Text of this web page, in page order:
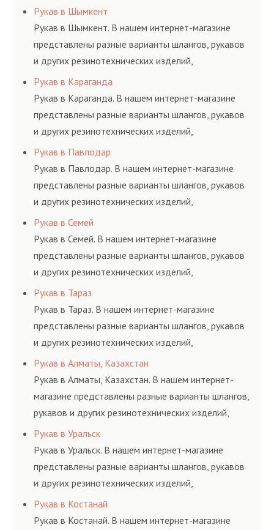
соответствующих ГОСТам, техническим условиям
и нормативам.
Рукав в Шымкент
Рукав в Шымкент. В нашем интернет-магазине
представлены разные варианты шлангов, рукавов
и других резинотехнических изделий,
соответствующих ГОСТам, техническим условиям
и нормативам.
Рукав в Караганда
Рукав в Караганда. В нашем интернет-магазине
представлены разные варианты шлангов, рукавов
и других резинотехнических изделий,
соответствующих ГОСТам, техническим условиям
и нормативам.
Рукав в Павлодар
Рукав в Павлодар. В нашем интернет-магазине
представлены разные варианты шлангов, рукавов
и других резинотехнических изделий,
соответствующих ГОСТам, техническим условиям
и нормативам.
Рукав в Семей
Рукав в Семей. В нашем интернет-магазине
представлены разные варианты шлангов, рукавов
и других резинотехнических изделий,
соответствующих ГОСТам, техническим условиям
и нормативам.
Рукав в Тараз
Рукав в Тараз. В нашем интернет-магазине
представлены разные варианты шлангов, рукавов
и других резинотехнических изделий,
соответствующих ГОСТам, техническим условиям
и нормативам.
Рукав в Алматы, Казахстан
Рукав в Алматы, Казахстан. В нашем интернет-
магазине представлены разные варианты шлангов,
рукавов и других резинотехнических изделий,
соответствующих ГОСТам, техническим условиям
и нормативам.
Рукав в Уральск
Рукав в Уральск. В нашем интернет-магазине
представлены разные варианты шлангов, рукавов
и других резинотехнических изделий,
соответствующих ГОСТам, техническим условиям
и нормативам.
Рукав в Костанай
Рукав в Костанай. В нашем интернет-магазине